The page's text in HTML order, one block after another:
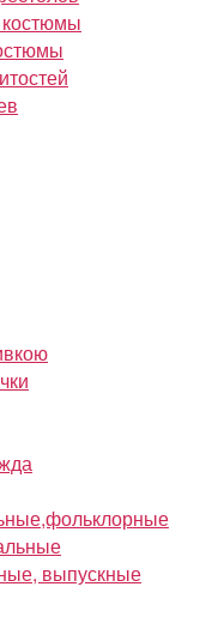
выпускные